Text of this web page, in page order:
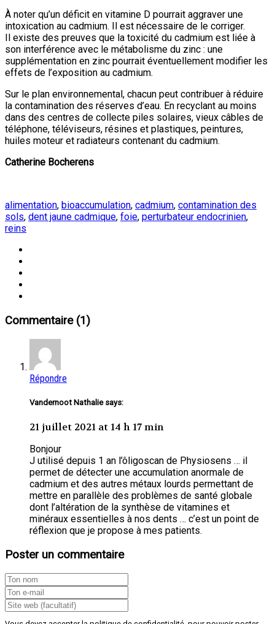
À noter qu’un déficit en vitamine D pourrait aggraver une
intoxication au cadmium. Il est nécessaire de le corriger.
Il existe des preuves que la toxicité du cadmium est liée à
son interférence avec le métabolisme du zinc : une
supplémentation en zinc pourrait éventuellement modifier les
effets de l’exposition au cadmium.
Sur le plan environnemental, chacun peut contribuer à réduire
la contamination des réserves d’eau. En recyclant au moins
dans des centres de collecte piles solaires, vieux câbles de
téléphone, téléviseurs, résines et plastiques, peintures,
huiles moteur et radiateurs contenant du cadmium.
Catherine Bocherens
alimentation, bioaccumulation, cadmium, contamination des
sols, dent jaune cadmique, foie, perturbateur endocrinien,
reins
Commentaire (1)
Répondre
Vandernoot Nathalie says:
21 juillet 2021 at 14 h 17 min
Bonjour
J utilisé depuis 1 an l’ôligoscan de Physiosens … il
permet de détecter une accumulation anormale de
cadmium et des autres métaux lourds permettant de
mettre en parallèle des problèmes de santé globale
dont l’altération de la synthèse de vitamines et
minéraux essentielles à nos dents … c’est un point de
réflexion que je propose à mes patients.
Poster un commentaire